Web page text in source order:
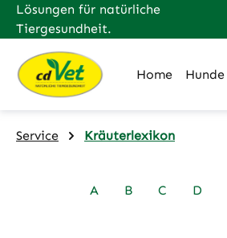
Hauptinhalt springen
Zur Suche springen
Zur Hauptnavigation springen
Lösungen für natürliche
Tiergesundheit.
Home Hunde
Service Kräuterlexikon
A B C D